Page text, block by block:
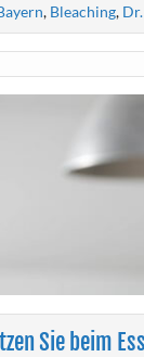
, Bleaching,
Sie beim